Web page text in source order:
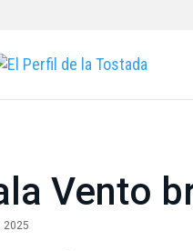
Vento
2025